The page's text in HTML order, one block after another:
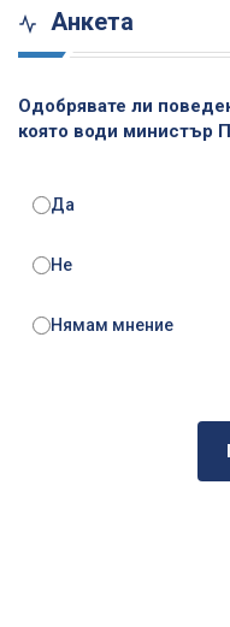
Анкета
Одобрявате ли
която води министър
Да
Не
Нямам мнение